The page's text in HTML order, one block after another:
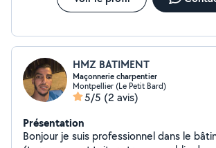
HMZ BATIMENT
Maçonnerie charpentier
Montpellier (Le Petit Bard)
5/5 (2 avis)
Présentation
Bonjour je suis professionnel dans le